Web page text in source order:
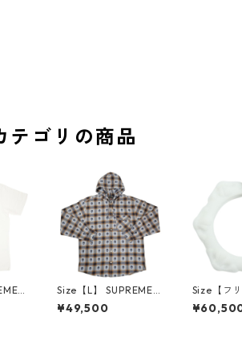
テゴリの商品
ャ
Size【L】 SUPREME
シュプリーム ×Numbe
r (N)ine 25FW Hoode
¥49,500
Size【フ
ME
ハーツ